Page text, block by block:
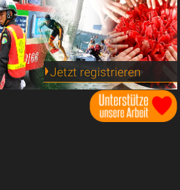
Jetzt registrieren